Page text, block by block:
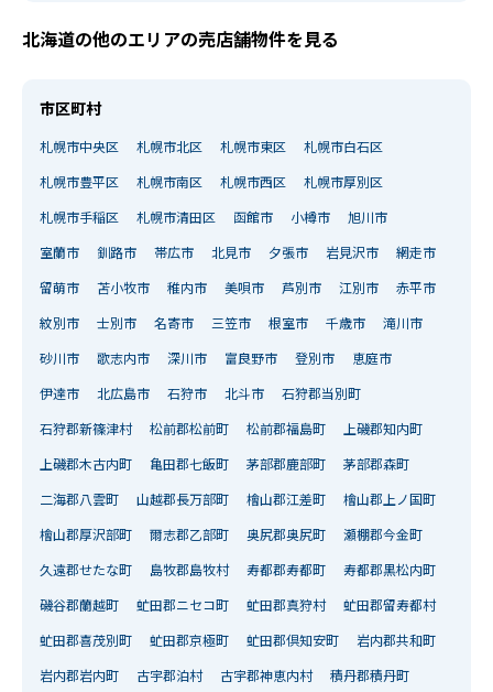
北海道の他のエリアの売店舗物件を見る
市区町村
札幌市中央区 札幌市北区 札幌市東区 札幌市白石区
札幌市豊平区 札幌市南区 札幌市西区 札幌市厚別区
札幌市手稲区 札幌市清田区 函館市 小樽市 旭川市
室蘭市 釧路市 帯広市 北見市 夕張市 岩見沢市 網走市
留萌市 苫小牧市 稚内市 美唄市 芦別市 江別市 赤平市
紋別市 士別市 名寄市 三笠市 根室市 千歳市 滝川市
砂川市 歌志内市 深川市 富良野市 登別市 恵庭市
伊達市 北広島市 石狩市 北斗市 石狩郡当別町
石狩郡新篠津村 松前郡松前町 松前郡福島町 上磯郡知内町
上磯郡木古内町 亀田郡七飯町 茅部郡鹿部町 茅部郡森町
二海郡八雲町 山越郡長万部町 檜山郡江差町 檜山郡上ノ国町
檜山郡厚沢部町 爾志郡乙部町 奥尻郡奥尻町 瀬棚郡今金町
久遠郡せたな町 島牧郡島牧村 寿都郡寿都町 寿都郡黒松内町
磯谷郡蘭越町 虻田郡ニセコ町 虻田郡真狩村 虻田郡留寿都村
虻田郡喜茂別町 虻田郡京極町 虻田郡倶知安町 岩内郡共和町
岩内郡岩内町 古宇郡泊村 古宇郡神恵内村 積丹郡積丹町